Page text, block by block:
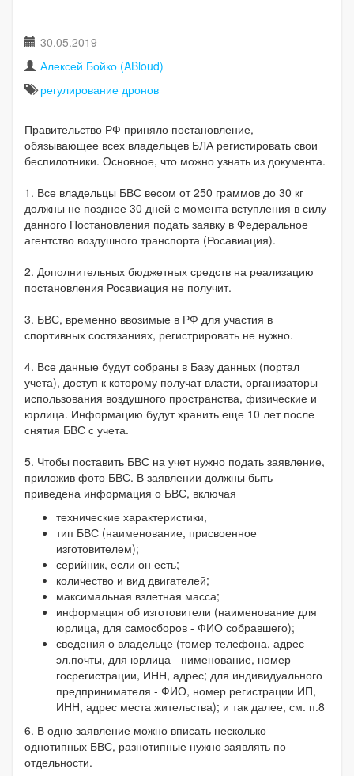
30.05.2019
Алексей Бойко (ABloud)
регулирование дронов
Правительство РФ приняло постановление,
обязывающее всех владельцев БЛА регистировать свои
беспилотники. Основное, что можно узнать из документа.
1. Все владельцы БВС весом от 250 граммов до 30 кг
должны не позднее 30 дней с момента вступления в силу
данного Постановления подать заявку в Федеральное
агентство воздушного транспорта (Росавиация).
2. Дополнительных бюджетных средств на реализацию
постановления Росавиация не получит.
3. БВС, временно ввозимые в РФ для участия в
спортивных состязаниях, регистрировать не нужно.
4. Все данные будут собраны в Базу данных (портал
учета), доступ к которому получат власти, организаторы
использования воздушного пространства, физические и
юрлица. Информацию будут хранить еще 10 лет после
снятия БВС с учета.
5. Чтобы поставить БВС на учет нужно подать заявление,
приложив фото БВС. В заявлении должны быть
приведена информация о БВС, включая
технические характеристики,
тип БВС (наименование, присвоенное
изготовителем);
серийник, если он есть;
количество и вид двигателей;
максимальная взлетная масса;
информация об изготовители (наименование для
юрлица, для самосборов - ФИО собравшего);
сведения о владельце (томер телефона, адрес
эл.почты, для юрлица - нименование, номер
госрегистрации, ИНН, адрес; для индивидуального
предпринимателя - ФИО, номер регистрации ИП,
ИНН, адрес места жительства); и так далее, см. п.8
6. В одно заявление можно вписать несколько
однотипных БВС, разнотипные нужно заявлять по-
отдельности.